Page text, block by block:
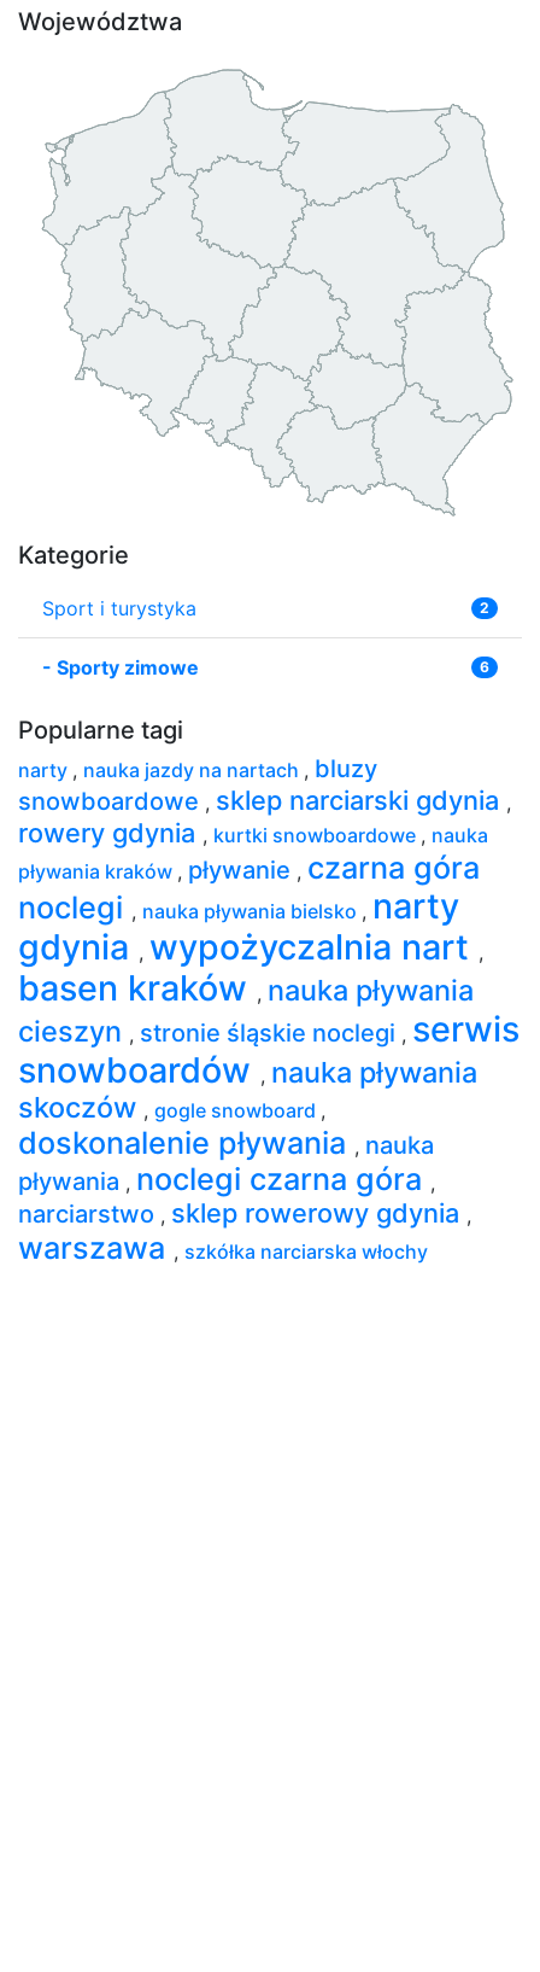
Województwa
Kategorie
Sport i turystyka 2
- Sporty zimowe 6
Popularne tagi
narty , nauka jazdy na nartach , bluzy
snowboardowe , sklep narciarski gdynia ,
rowery gdynia , kurtki snowboardowe , nauka
pływania kraków , pływanie , czarna góra
noclegi , nauka pływania bielsko , narty
gdynia , wypożyczalnia nart ,
basen kraków , nauka pływania
cieszyn , stronie śląskie noclegi , serwis
snowboardów , nauka pływania
skoczów , gogle snowboard ,
doskonalenie pływania , nauka
pływania , noclegi czarna góra ,
narciarstwo , sklep rowerowy gdynia ,
warszawa , szkółka narciarska włochy